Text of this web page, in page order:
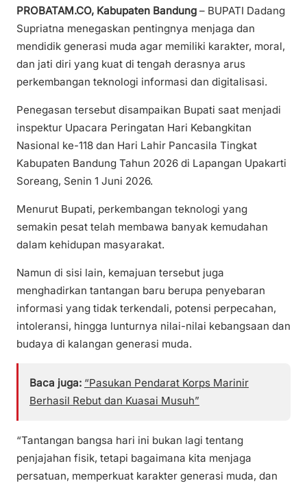
PROBATAM.CO, Kabupaten Bandung – BUPATI Dadang
Supriatna menegaskan pentingnya menjaga dan
mendidik generasi muda agar memiliki karakter, moral,
dan jati diri yang kuat di tengah derasnya arus
perkembangan teknologi informasi dan digitalisasi.
Penegasan tersebut disampaikan Bupati saat menjadi
inspektur Upacara Peringatan Hari Kebangkitan
Nasional ke-118 dan Hari Lahir Pancasila Tingkat
Kabupaten Bandung Tahun 2026 di Lapangan Upakarti
Soreang, Senin 1 Juni 2026.
Menurut Bupati, perkembangan teknologi yang
semakin pesat telah membawa banyak kemudahan
dalam kehidupan masyarakat.
Namun di sisi lain, kemajuan tersebut juga
menghadirkan tantangan baru berupa penyebaran
informasi yang tidak terkendali, potensi perpecahan,
intoleransi, hingga lunturnya nilai-nilai kebangsaan dan
budaya di kalangan generasi muda.
Baca juga: “Pasukan Pendarat Korps Marinir
Berhasil Rebut dan Kuasai Musuh”
“Tantangan bangsa hari ini bukan lagi tentang
penjajahan fisik, tetapi bagaimana kita menjaga
persatuan, memperkuat karakter generasi muda, dan